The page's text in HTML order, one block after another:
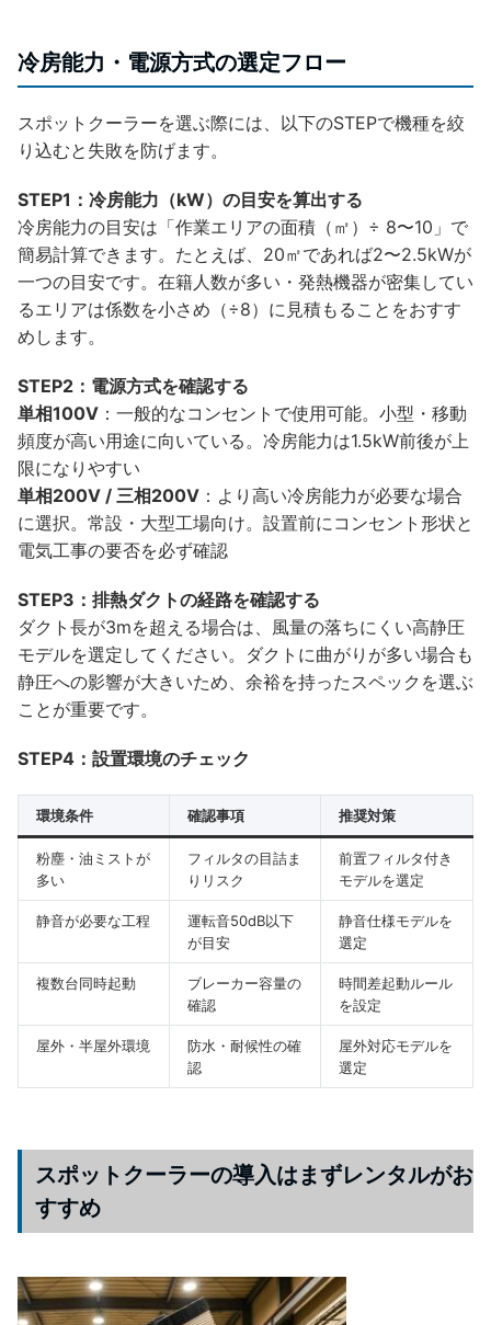
冷房能力・電源方式の選定フロー
スポットクーラーを選ぶ際には、以下のSTEPで機種を絞
り込むと失敗を防げます。
STEP1：冷房能力（kW）の目安を算出する
冷房能力の目安は「作業エリアの面積（㎡）÷ 8〜10」で
簡易計算できます。たとえば、20㎡であれば2〜2.5kWが
一つの目安です。在籍人数が多い・発熱機器が密集してい
るエリアは係数を小さめ（÷8）に見積もることをおすす
めします。
STEP2：電源方式を確認する
単相100V ：一般的なコンセントで使用可能。小型・移動
頻度が高い用途に向いている。冷房能力は1.5kW前後が上
限になりやすい
単相200V / 三相200V ：より高い冷房能力が必要な場合
に選択。常設・大型工場向け。設置前にコンセント形状と
電気工事の要否を必ず確認
STEP3：排熱ダクトの経路を確認する
ダクト長が3mを超える場合は、風量の落ちにくい高静圧
モデルを選定してください。ダクトに曲がりが多い場合も
静圧への影響が大きいため、余裕を持ったスペックを選ぶ
ことが重要です。
STEP4：設置環境のチェック
環境条件 確認事項 推奨対策
粉塵・油ミストが
多い
フィルタの目詰ま
りリスク
前置フィルタ付き
モデルを選定
静音が必要な工程
運転音50dB以下
が目安
静音仕様モデルを
選定
複数台同時起動
ブレーカー容量の
確認
時間差起動ルール
を設定
屋外・半屋外環境
防水・耐候性の確
認
屋外対応モデルを
選定
スポットクーラーの導入はまずレンタルがお
すすめ